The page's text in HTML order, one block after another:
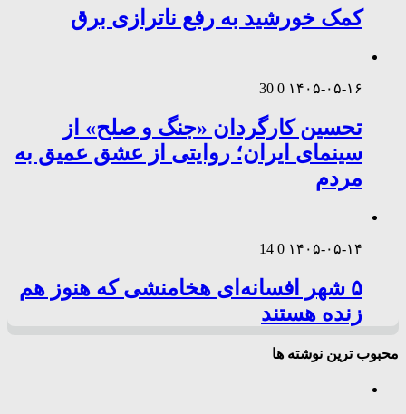
کمک خورشید به رفع ناترازی برق
۱۴۰۵-۰۵-۱۶ 0
30
تحسین کارگردان «جنگ و صلح» از
سینمای ایران؛ روایتی از عشق عمیق به
مردم
۱۴۰۵-۰۵-۱۴ 0
14
۵ شهر افسانه‌ای هخامنشی که هنوز هم
زنده هستند
محبوب ترین نوشته ها